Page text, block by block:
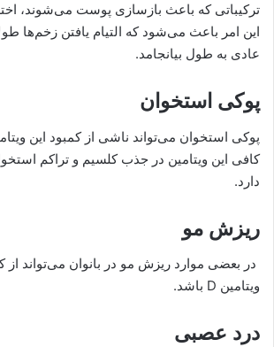
ترکیباتی که باعث بازسازی پوست می‌شوند،
این امر باعث می‌شود که التیام یافتن زخم‌ها
عادی به طول بیانجامد.
پوکی استخوان
پوکی استخوان می‌تواند ناشی از کمبود این
کافی این ویتامین در جذب کلسیم و تراکم
دارد.
ریزش مو
در بعضی موارد ریزش مو در بانوان می‌تواند از
ویتامین D باشد.
درد عصبی